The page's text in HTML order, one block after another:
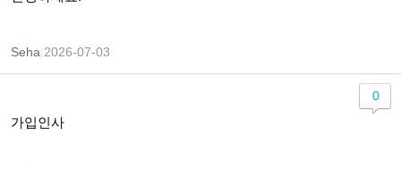
Seha 2026-07-03
가입인사
0